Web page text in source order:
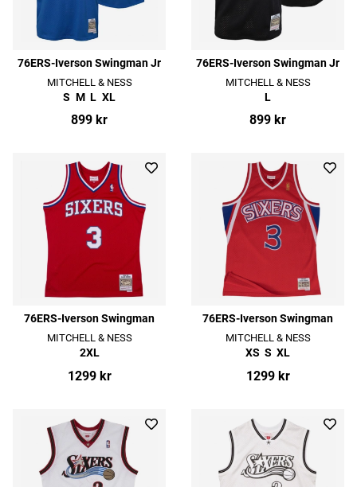
76ERS-Iverson Swingman Jr
MITCHELL & NESS
S M L XL
899 kr
76ERS-Iverson Swingman Jr
MITCHELL & NESS
L
899 kr
76ERS-Iverson Swingman
MITCHELL & NESS
2XL
1299 kr
76ERS-Iverson Swingman
MITCHELL & NESS
XS S XL
1299 kr